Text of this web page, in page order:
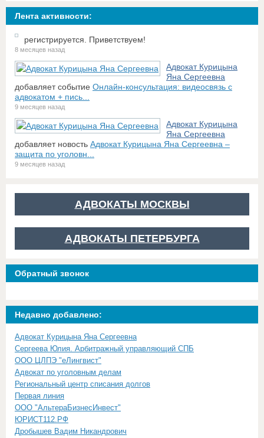
Лента активности:
регистрируется. Приветствуем!
8 месяцев назад
Адвокат Курицына
Яна Сергеевна
добавляет событие Онлайн-консультация: видеосвязь с
адвокатом + пись...
9 месяцев назад
Адвокат Курицына
Яна Сергеевна
добавляет новость Адвокат Курицына Яна Сергеевна –
защита по уголовн...
9 месяцев назад
АДВОКАТЫ МОСКВЫ
АДВОКАТЫ ПЕТЕРБУРГА
Обратный звонок
Недавно добавлено:
Адвокат Курицына Яна Сергеевна
Сергеева Юлия. Арбитражный управляющий СПБ
ООО ЦЛПЭ "еЛингвист"
Адвокат по уголовным делам
Региональный центр списания долгов
Первая линия
ООО "АльтераБизнесИнвест"
ЮРИСТ112.РФ
Дробышев Вадим Никандрович